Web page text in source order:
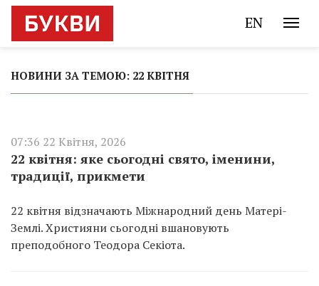
EN
НОВИНИ ЗА ТЕМОЮ: 22 КВІТНЯ
07:36 22 Квітня, 2026
22 квітня: яке сьогодні свято, іменини,
традиції, прикмети
22 квітня відзначають Міжнародний день Матері-
Землі. Християни сьогодні вшановують
преподобного Теодора Секіота.